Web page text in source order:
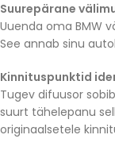
Suurepärane
Uuenda oma BMW
See annab sinu
Kinnituspunktid
Tugev difuusor
suurt tähelepanu
originaalsetele